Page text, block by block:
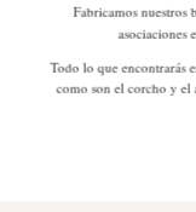
Fabricamos nuestros
asociaciones
Todo lo que encontrarás
como son el corcho y